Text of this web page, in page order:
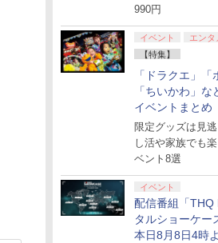
990円
イベント
エンタ
【特集】
「ドラクエ」「
「ちいかわ」
イベントまとめ
集】
限定グッズは見
し活や家族でも
ベント8選
イベント
配信番組「THQ
タルショーケー
本日8月8日4時